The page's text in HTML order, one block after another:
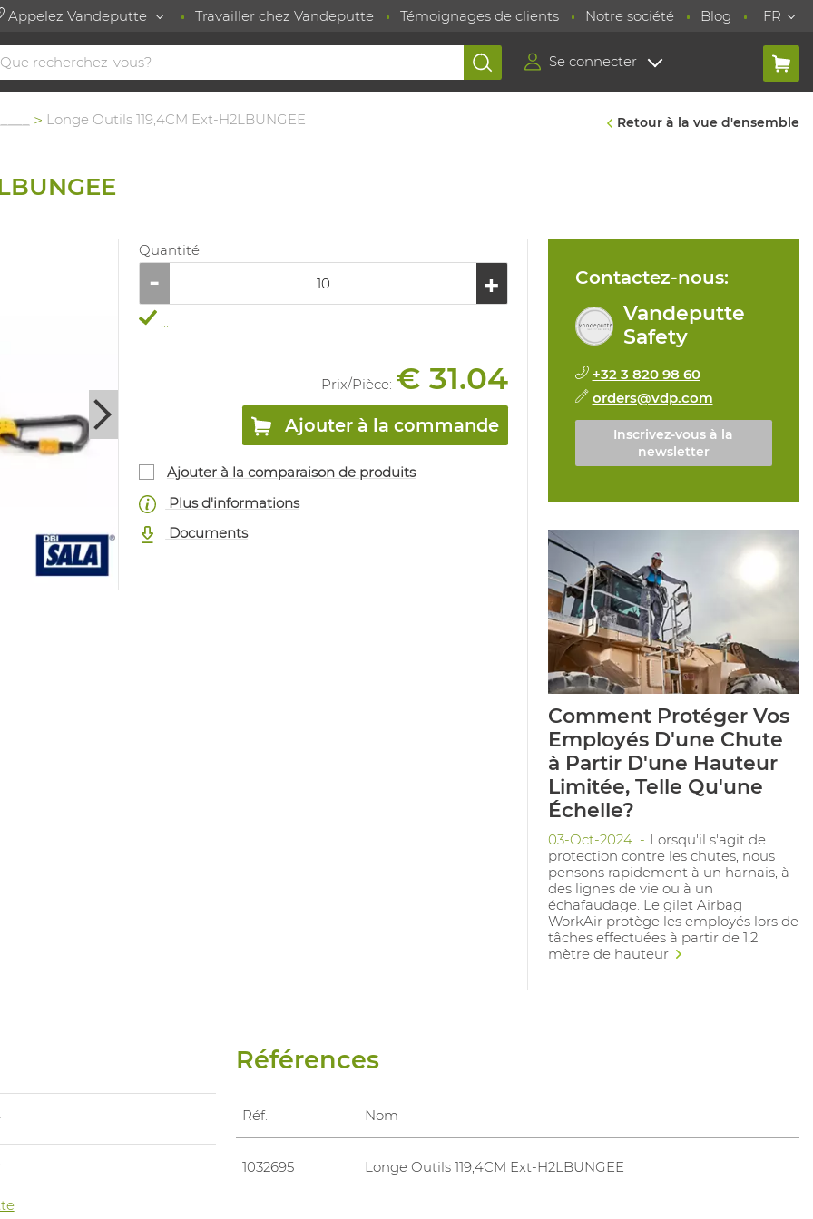
Appelez Vandeputte Travailler chez Vandeputte Témoignages de clients Notre société Blog FR
Se connecter
Longe Outils 119,4CM Ext-H2LBUNGEE Retour à la vue d'ensemble
Quantité
...
Prix/Pièce: € 31.04
Ajouter à la commande
Ajouter à la comparaison de produits
Plus d'informations
Documents
Contactez-nous:
Vandeputte
Safety
+32 3 820 98 60
orders@vdp.com
Inscrivez-vous à la
newsletter
Comment Protéger Vos
Employés D'une Chute
à Partir D'une Hauteur
Limitée, Telle Qu'une
Échelle?
03-Oct-2024
Lorsqu'il s'agit de
protection contre les chutes, nous
pensons rapidement à un harnais, à
des lignes de vie ou à un
échafaudage. Le gilet Airbag
WorkAir protège les employés lors de
tâches effectuées à partir de 1,2
mètre de hauteur
Références
Réf. Nom
1032695 Longe Outils 119,4CM Ext-H2LBUNGEE